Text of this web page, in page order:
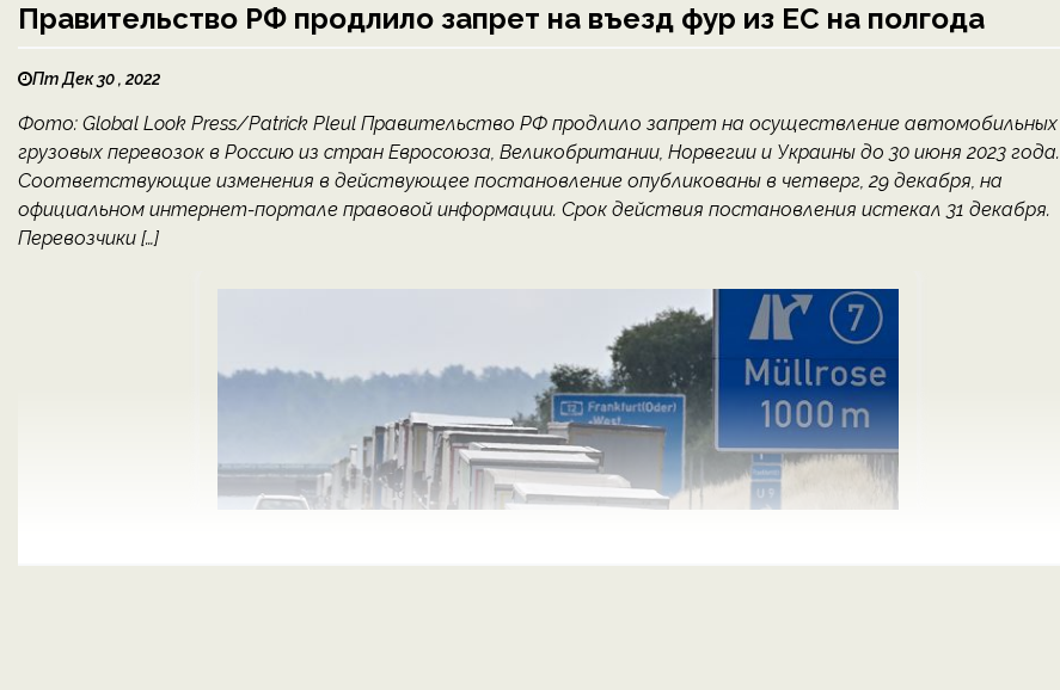
Правительство РФ продлило запрет на въезд фур из ЕС на полгода
Пт Дек 30 , 2022
Фото: Global Look Press/Patrick Pleul Правительство РФ продлило запрет на осуществление автомобильных
грузовых перевозок в Россию из стран Евросоюза, Великобритании, Норвегии и Украины до 30 июня 2023 года.
Соответствующие изменения в действующее постановление опубликованы в четверг, 29 декабря, на
официальном интернет-портале правовой информации. Срок действия постановления истекал 31 декабря.
Перевозчики […]